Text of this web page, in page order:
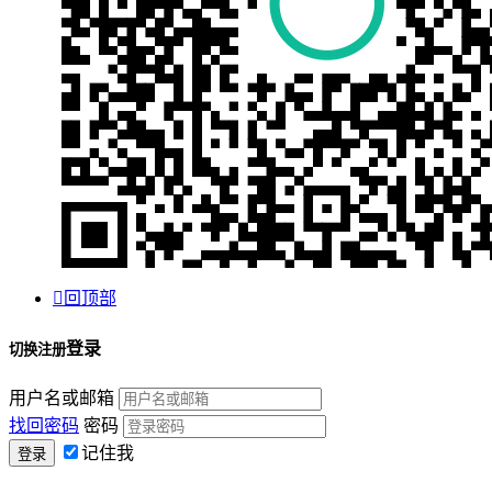
 回顶部
切换注册登录
用户名或邮箱
找回密码 密码
记住我